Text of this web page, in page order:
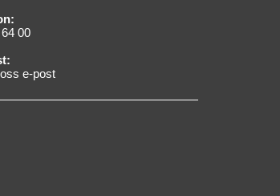
00
e-post